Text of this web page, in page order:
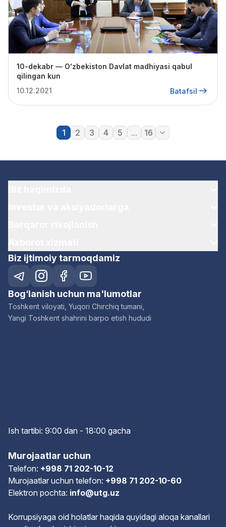
10-dekabr — Oʻzbekiston Davlat madhiyasi qabul
qilingan kun
10.12.2021
Batafsil
1 2 3 4 5 ... 16
Biz ijtimoiy tarmoqdamiz
Bog‘lanish uchun ma'lumotlar
Toshkent viloyati, Yuqori Chirchiq tumani,
Yangi Toshkent shahrini barpo etish hududi
Ish tartibi: 9:00 dan - 18:00 gacha
Murojaatlar uchun
Telefon: +998 71 202-10-12
Murojaatlar uchun telefon: +998 71 202-10-60
Elektron pochta: info@utg.uz
Korrupsiyaga oid holatlar haqida quyidagi aloqa kanallari